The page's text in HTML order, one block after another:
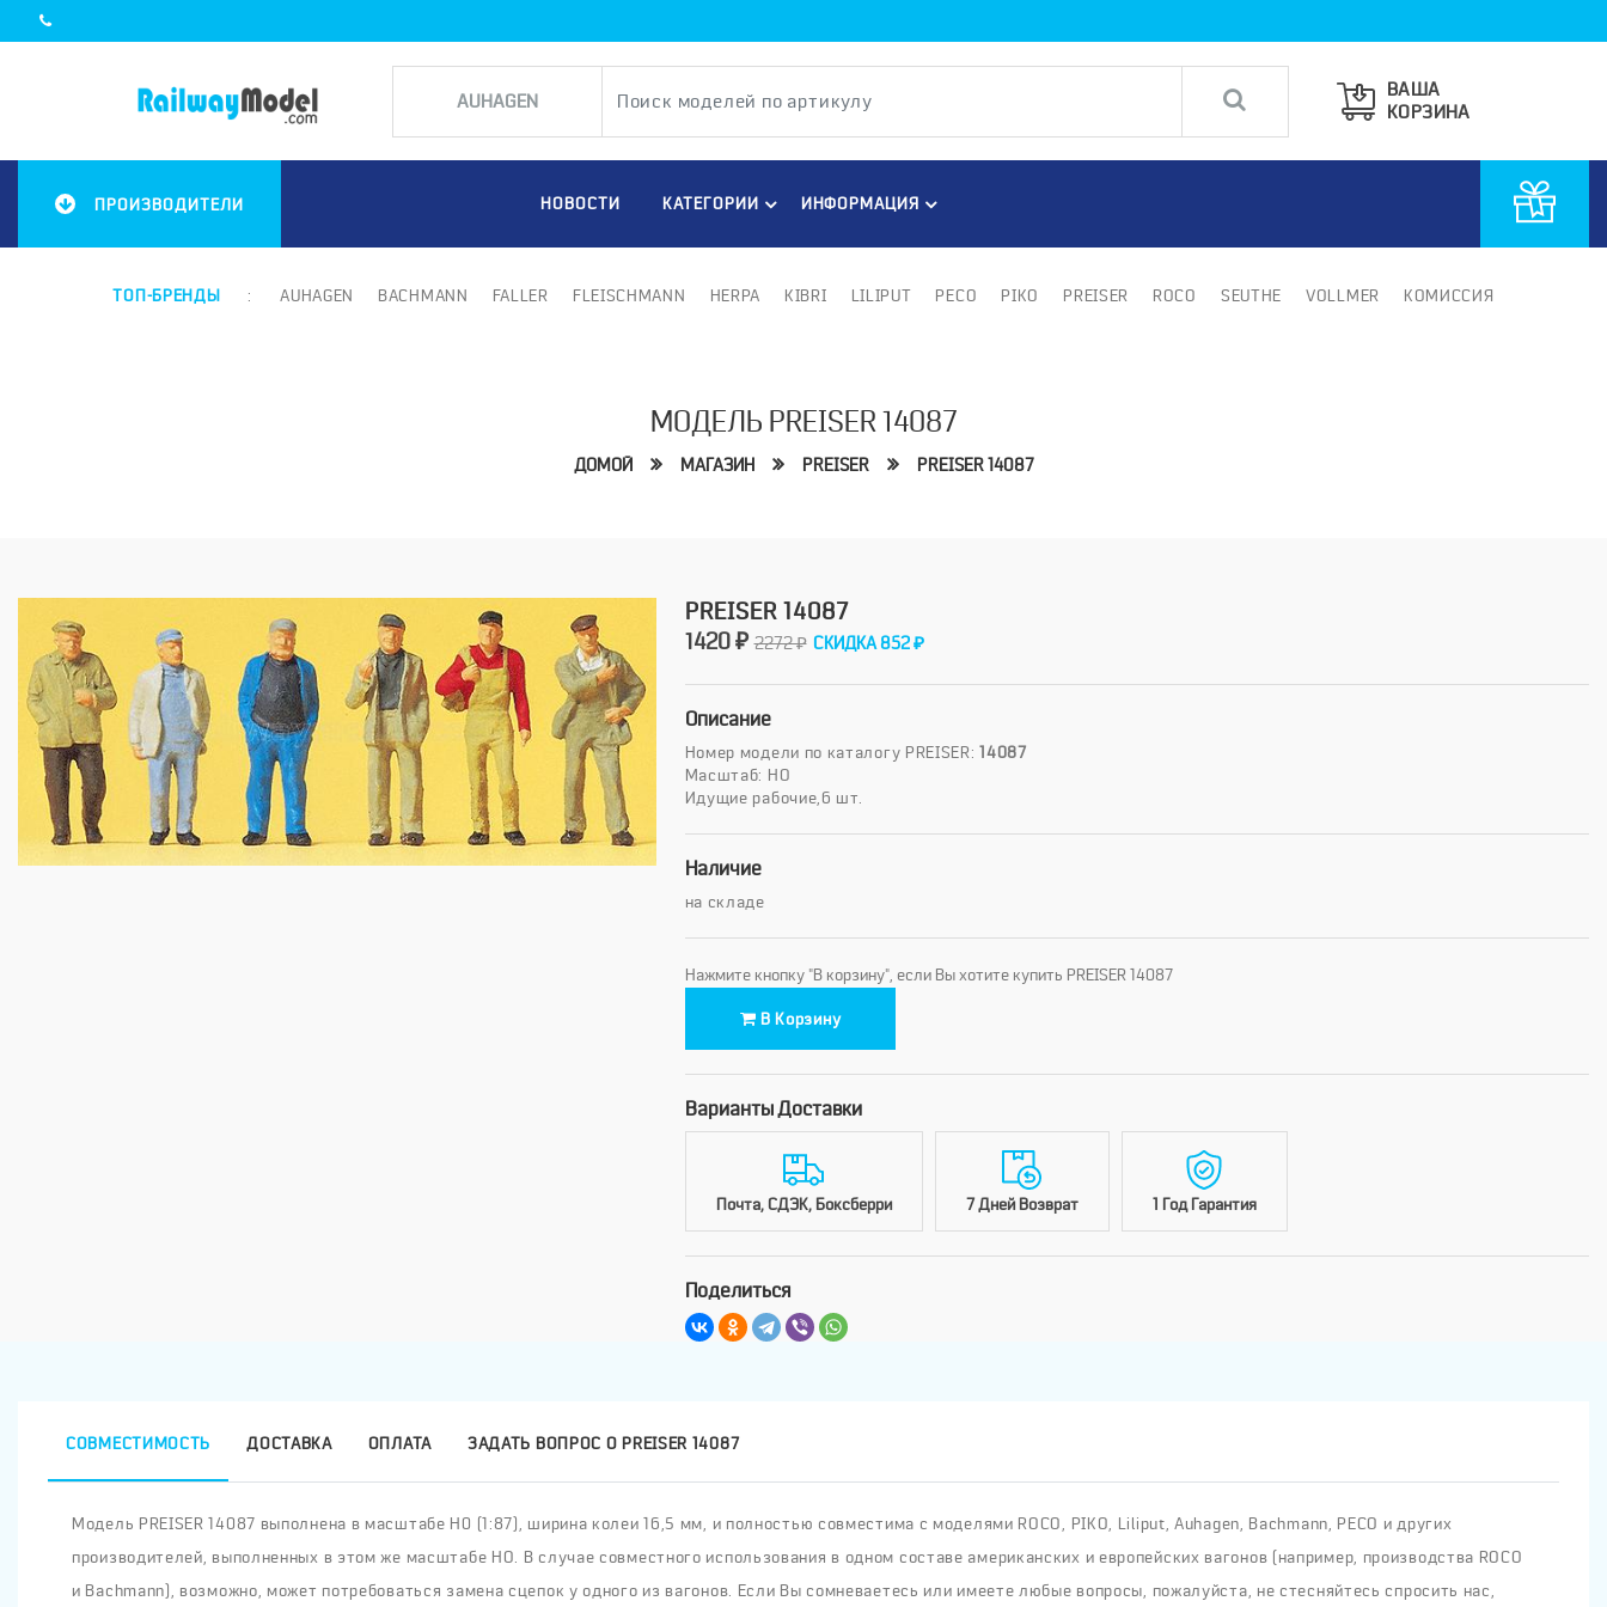
ВАША
КОРЗИНА
ПРОИЗВОДИТЕЛИ НОВОСТИ КАТЕГОРИИ ИНФОРМАЦИЯ
ТОП-БРЕНДЫ : AUHAGEN BACHMANN FALLER FLEISCHMANN HERPA KIBRI LILIPUT PECO PIKO PREISER ROCO SEUTHE VOLLMER КОМИССИЯ
МОДЕЛЬ PREISER 14087
ДОМОЙ МАГАЗИН PREISER PREISER 14087
PREISER 14087
1420 ₽ 2272 ₽ СКИДКА 852 ₽
Описание
Номер модели по каталогу PREISER:14087
Масштаб: HO
Идущие рабочие,6 шт.
Наличие
на складе
Нажмите кнопку "В корзину", если Вы хотите купить PREISER 14087
В Корзину
Варианты Доставки
Почта, СДЭК, Боксберри 7 Дней Возврат 1 Год Гарантия
Поделиться
СОВМЕСТИМОСТЬ ДОСТАВКА ОПЛАТА ЗАДАТЬ ВОПРОС О PREISER 14087
Модель PREISER 14087 выполнена в масштабе H0 (1:87), ширина колеи 16,5 мм, и полностью совместима с моделями ROCO, PIKO, Liliput, Auhagen, Bachmann, PECO и других
производителей, выполненных в этом же масштабе HO. В случае совместного использования в одном составе американских и европейских вагонов (например, производства ROCO
и Bachmann), возможно, может потребоваться замена сцепок у одного из вагонов. Если Вы сомневаетесь или имеете любые вопросы, пожалуйста, не стесняйтесь спросить нас,